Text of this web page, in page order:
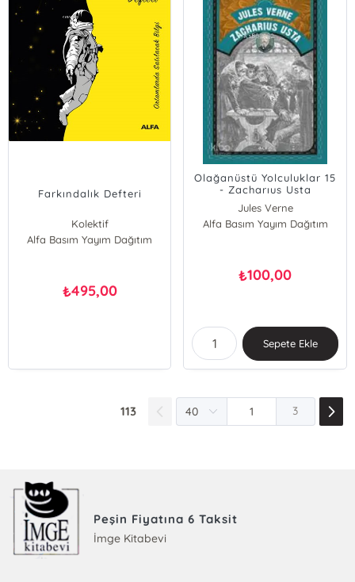
Farkındalık Defteri
Kolektif
Alfa Basım Yayım Dağıtım
₺495,00
Olağanüstü Yolculuklar 15
- Zacharıus Usta
Jules Verne
Alfa Basım Yayım Dağıtım
₺100,00
Sepete Ekle
113 3
Peşin Fiyatına 6 Taksit
İmge Kitabevi